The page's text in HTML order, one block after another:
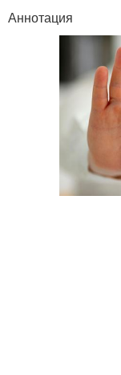
Аннотация